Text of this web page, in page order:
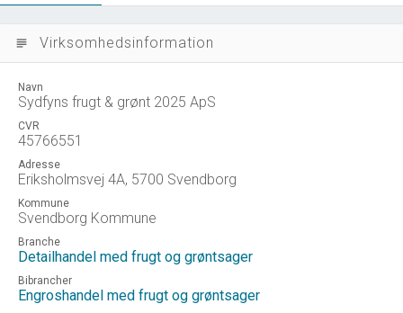
subject Virksomhedsinformation
Navn
Sydfyns frugt & grønt 2025 ApS
CVR
45766551
Adresse
Eriksholmsvej 4A, 5700 Svendborg
Kommune
Svendborg Kommune
Branche
Detailhandel med frugt og grøntsager
Bibrancher
Engroshandel med frugt og grøntsager